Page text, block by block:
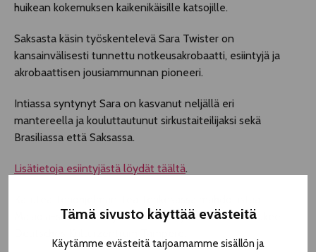
Tämä sivusto käyttää evästeitä
Käytämme evästeitä tarjoamamme sisällön ja
huikean kokemuksen kaikenikäisille katsojille.
Saksasta käsin työskentelevä Sara Twister on
kansainvälisesti tunnettu notkeusakrobaatti, esiintyjä ja
akrobaattisen jousiammunnan pioneeri.
Intiassa syntynyt Sara on kasvanut neljällä eri
mantereella ja kouluttautunut sirkustaiteilijaksi sekä
Brasiliassa että Saksassa.
Lisätietoja esiintyjästä löydät täältä.
Majaoja-säätiö.Ready.Aim.Fire!-esityksen vierailua tukee